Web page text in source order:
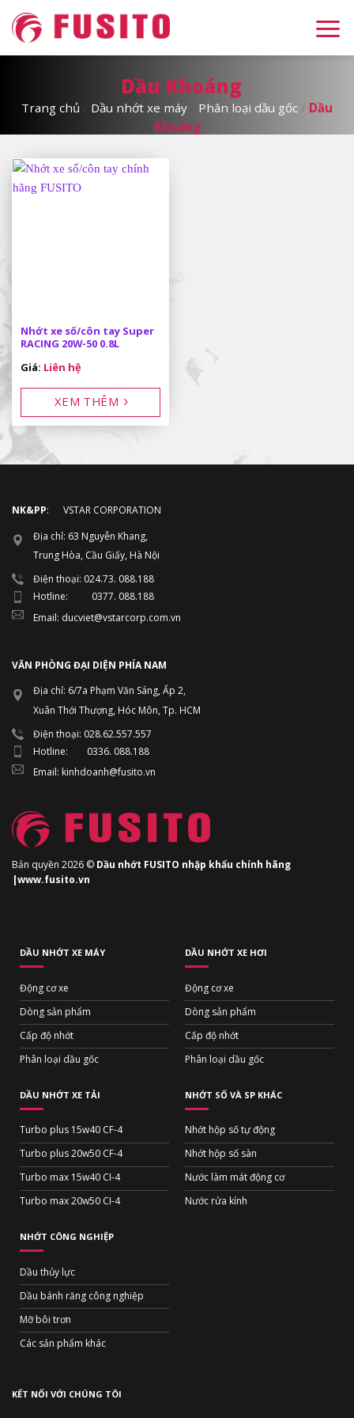
Skip
content
Dầu Khoáng
Trang chủ / Dầu nhớt xe máy / Phân loại dầu gốc / Dầu
Khoáng
Nhớt xe số/côn tay Super
RACING 20W-50 0.8L
Giá: Liên hệ
XEM THÊM
NK&PP: VSTAR CORPORATION
Địa chỉ: 63 Nguyễn Khang,
Trung Hòa, Cầu Giấy, Hà Nội
Điện thoại: 024.73. 088.188
Hotline: 0377. 088.188
Email: ducviet@vstarcorp.com.vn
VĂN PHÒNG ĐẠI DIỆN PHÍA NAM
Địa chỉ: 6/7a Phạm Văn Sáng, Ấp 2,
Xuân Thới Thượng, Hóc Môn, Tp. HCM
Điện thoại: 028.62.557.557
Hotline: 0336. 088.188
Email: kinhdoanh@fusito.vn
Bản quyền 2026 © Dầu nhớt FUSITO nhập khẩu chính hãng
|www.fusito.vn
DẦU NHỚT XE MÁY
Động cơ xe
Dòng sản phẩm
Cấp độ nhớt
Phân loại dầu gốc
DẦU NHỚT XE HƠI
Động cơ xe
Dòng sản phẩm
Cấp độ nhớt
Phân loại dầu gốc
DẦU NHỚT XE TẢI
Turbo plus 15w40 CF-4
Turbo plus 20w50 CF-4
Turbo max 15w40 CI-4
Turbo max 20w50 CI-4
NHỚT SỐ VÀ SP KHÁC
Nhớt hộp số tự động
Nhớt hộp số sàn
Nước làm mát động cơ
Nước rửa kính
NHỚT CÔNG NGHIỆP
Dầu thủy lực
Dầu bánh răng công nghiệp
Mỡ bôi trơn
Các sản phẩm khác
KẾT NỐI VỚI CHÚNG TÔI